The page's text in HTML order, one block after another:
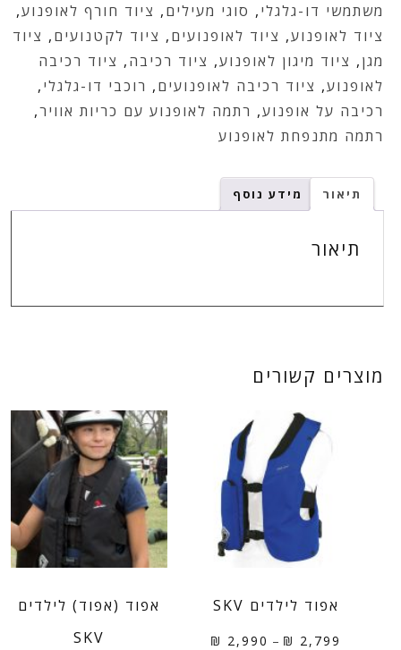
משתמשי דו-גלגלי, סוגי מעילים, ציוד חורף לאופנוע,
ציוד לאופנוע, ציוד לאופנועים, ציוד לקטנועים, ציוד
מגן, ציוד מיגון לאופנוע, ציוד רכיבה, ציוד רכיבה
לאופנוע, ציוד רכיבה לאופנועים, רוכבי דו-גלגלי,
רכיבה על אופנוע, רתמה לאופנוע עם כריות אוויר,
רתמה מתנפחת לאופנוע
תיאור מידע נוסף
תיאור
מוצרים קשורים
אפוד לילדים SKV
₪ 2,799
–
₪ 2,990
טווח
אפוד (אפוד) לילדים
SKV